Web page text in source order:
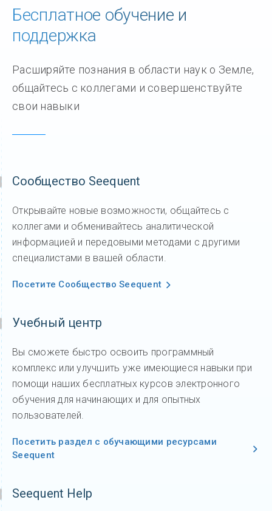
Бесплатное обучение и
поддержка
Расширяйте познания в области наук о Земле,
общайтесь с коллегами и совершенствуйте
свои навыки
Сообщество Seequent
Открывайте новые возможности, общайтесь с
коллегами и обменивайтесь аналитической
информацией и передовыми методами с другими
специалистами в вашей области.
Посетите Сообщество Seequent
Учебный центр
Вы сможете быстро освоить программный
комплекс или улучшить уже имеющиеся навыки при
помощи наших бесплатных курсов электронного
обучения для начинающих и для опытных
пользователей.
Посетить раздел с обучающими ресурсами
Seequent
Seequent Help